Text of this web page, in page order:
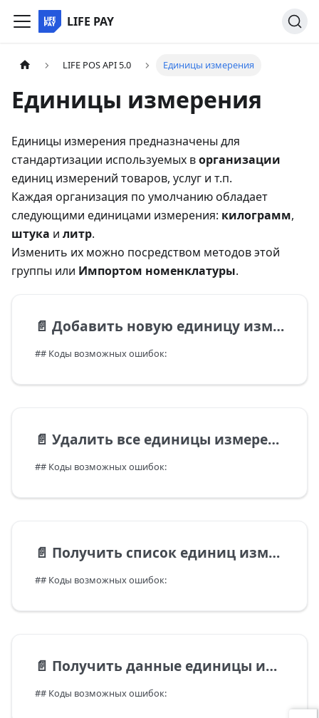
LIFE PAY
LIFE POS API 5.0 Единицы измерения
Единицы измерения
Единицы измерения предназначены для
стандартизации используемых ворганизации
единиц измерений товаров, услуг и т.п.
Каждая организация по умолчанию обладает
следующими единицами измерения: килограмм,
штука и литр.
Изменить их можно посредством методов этой
группы или Импортом номенклатуры.
📄️ Добавить новую единицу измерения
## Коды возможных ошибок:
📄️ Удалить все единицы измерения
## Коды возможных ошибок:
📄️ Получить список единиц измерения организации
## Коды возможных ошибок:
📄️ Получить данные единицы измерения
## Коды возможных ошибок: